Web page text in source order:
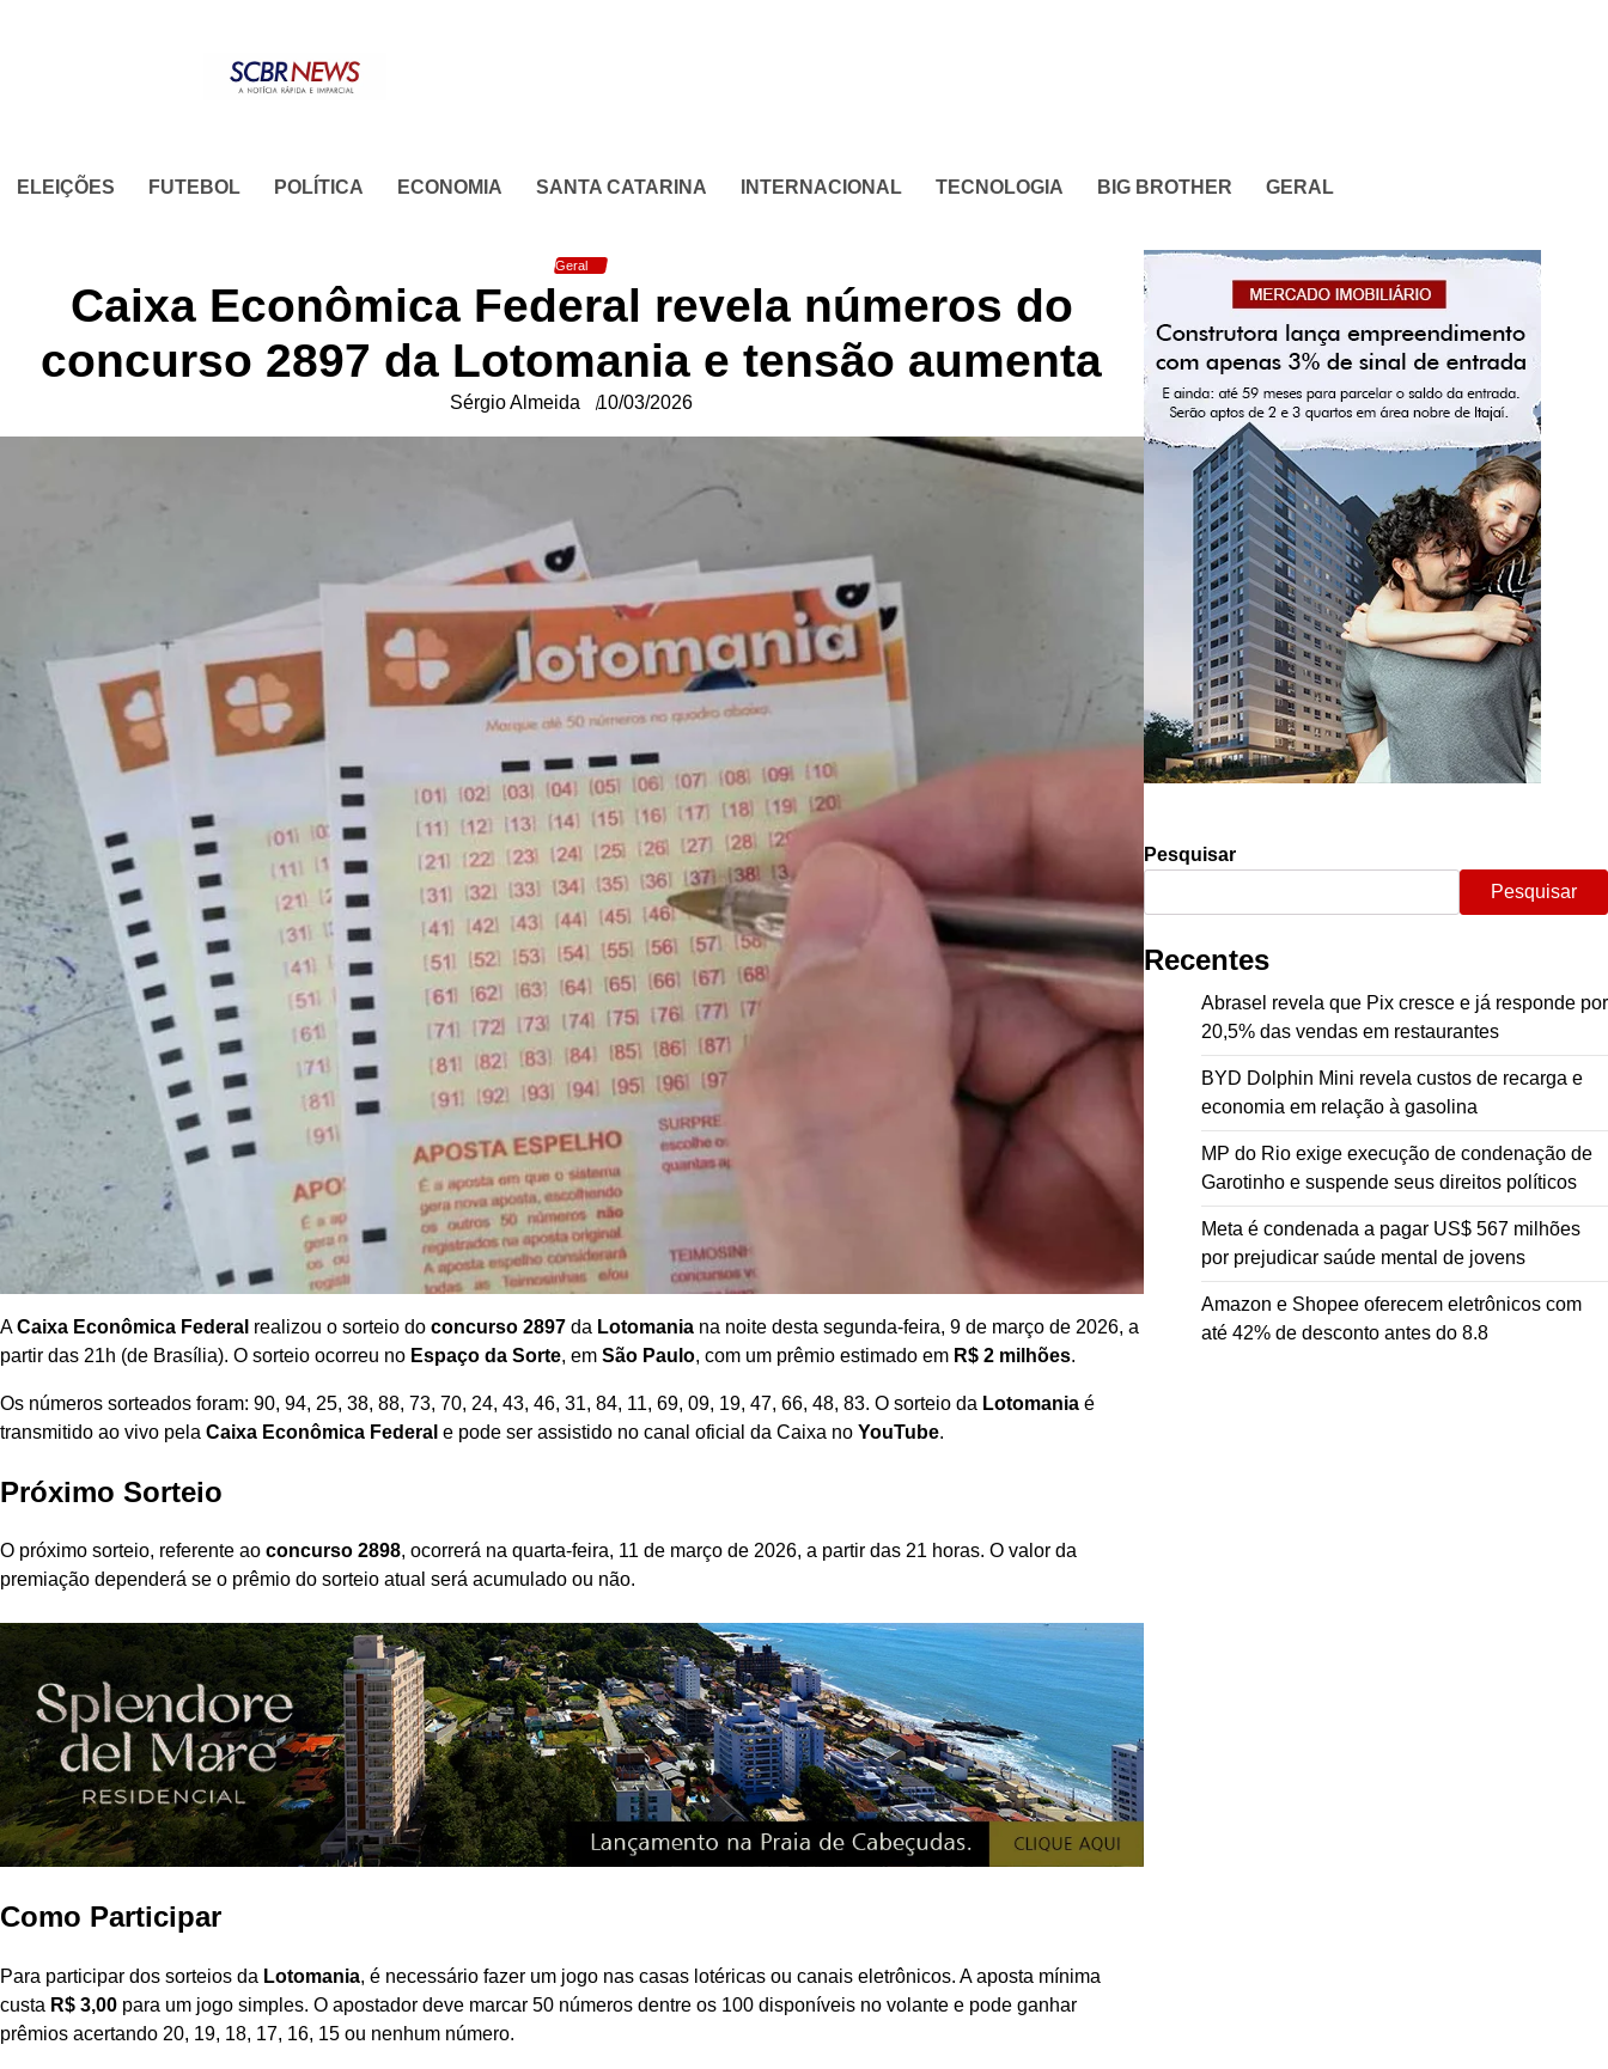
ELEIÇÕES FUTEBOL POLÍTICA ECONOMIA SANTA CATARINA INTERNACIONAL TECNOLOGIA BIG BROTHER GERAL
Geral
Caixa Econômica Federal revela números do
concurso 2897 da Lotomania e tensão aumenta
Sérgio Almeida 10/03/2026
ACaixa Econômica Federal realizou o sorteio do concurso 2897 da Lotomania na noite desta segunda-feira, 9 de março de 2026, a
partir das 21h (de Brasília). O sorteio ocorreu no Espaço da Sorte, em São Paulo, com um prêmio estimado em R$ 2 milhões.
Os números sorteados foram: 90, 94, 25, 38, 88, 73, 70, 24, 43, 46, 31, 84, 11, 69, 09, 19, 47, 66, 48, 83. O sorteio da Lotomania é
transmitido ao vivo pela Caixa Econômica Federal e pode ser assistido no canal oficial da Caixa no YouTube.
Próximo Sorteio
O próximo sorteio, referente ao concurso 2898, ocorrerá na quarta-feira, 11 de março de 2026, a partir das 21 horas. O valor da
premiação dependerá se o prêmio do sorteio atual será acumulado ou não.
Como Participar
Para participar dos sorteios da Lotomania, é necessário fazer um jogo nas casas lotéricas ou canais eletrônicos. A aposta mínima
custa R$ 3,00 para um jogo simples. O apostador deve marcar 50 números dentre os 100 disponíveis no volante e pode ganhar
prêmios acertando 20, 19, 18, 17, 16, 15 ou nenhum número.
Pesquisar
Pesquisar
Recentes
Abrasel revela que Pix cresce e já responde por
20,5% das vendas em restaurantes
BYD Dolphin Mini revela custos de recarga e
economia em relação à gasolina
MP do Rio exige execução de condenação de
Garotinho e suspende seus direitos políticos
Meta é condenada a pagar US$ 567 milhões
por prejudicar saúde mental de jovens
Amazon e Shopee oferecem eletrônicos com
até 42% de desconto antes do 8.8